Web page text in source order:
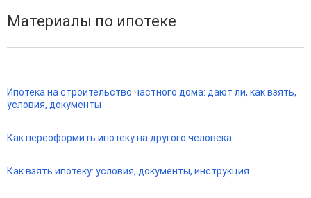
Материалы по ипотеке
Ипотека на строительство частного дома: дают ли, как взять,
условия, документы
Как переоформить ипотеку на другого человека
Как взять ипотеку: условия, документы, инструкция